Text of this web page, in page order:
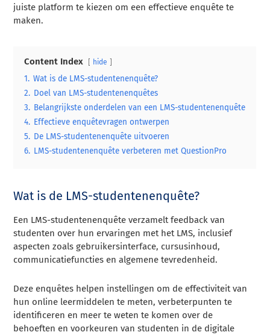
juiste platform te kiezen om een effectieve enquête te
maken.
Content Index hide
1. Wat is de LMS-studentenenquête?
2. Doel van LMS-studentenenquêtes
3. Belangrijkste onderdelen van een LMS-studentenenquête
4. Effectieve enquêtevragen ontwerpen
5. De LMS-studentenenquête uitvoeren
6. LMS-studentenenquête verbeteren met QuestionPro
Wat is de LMS-studentenenquête?
Een LMS-studentenenquête verzamelt feedback van
studenten over hun ervaringen met het LMS, inclusief
aspecten zoals gebruikersinterface, cursusinhoud,
communicatiefuncties en algemene tevredenheid.
Deze enquêtes helpen instellingen om de effectiviteit van
hun online leermiddelen te meten, verbeterpunten te
identificeren en meer te weten te komen over de
behoeften en voorkeuren van studenten in de digitale